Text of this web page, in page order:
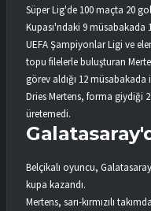
Süper Lig'de 100 maçta 20
Kupası'ndaki 9 müsabakada
UEFA Şampiyonlar Ligi ve
topu filelerle buluşturan
görev aldığı 12
Dries Mertens, forma giydiği
üretemedi.
Belçikalı oyuncu,
kupa kazandı.
Mertens, sarı-kırmızılı